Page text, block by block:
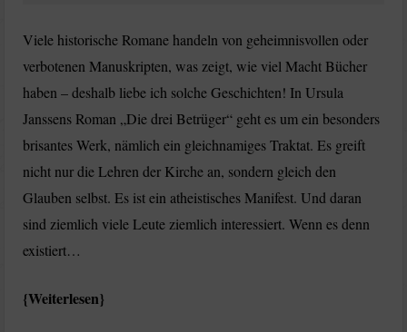
Viele historische Romane handeln von geheimnisvollen oder
verbotenen Manuskripten, was zeigt, wie viel Macht Bücher
haben – deshalb liebe ich solche Geschichten! In Ursula
Janssens Roman „Die drei Betrüger“ geht es um ein besonders
brisantes Werk, nämlich ein gleichnamiges Traktat. Es greift
nicht nur die Lehren der Kirche an, sondern gleich den
Glauben selbst. Es ist ein atheistisches Manifest. Und daran
sind ziemlich viele Leute ziemlich interessiert. Wenn es denn
existiert…
Weiterlesen